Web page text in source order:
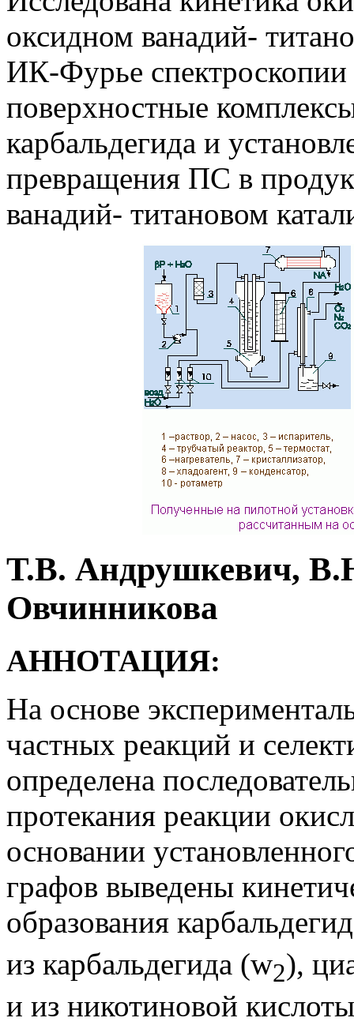
оксидном ванадий-
ИК-Фурье
поверхностные
карбальдегида и
превращения ПС в
ванадий- титановом
Т.В. Андрушкевич,
Овчинникова
АННОТАЦИЯ:
На основе
частных реакций и
определена
протекания реакции
основании
графов выведены
образования
из карбальдегида (w2),
и из никотиновой